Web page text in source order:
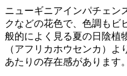
ニューギニアインパチェン
クなどの花色で、色調もビ
般的によく見る夏の日陰植
（アフリカホウセンカ）
あたりの存在感があります。